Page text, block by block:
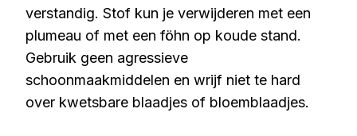
verstandig. Stof kun je verwijderen met een
plumeau of met een föhn op koude stand.
Gebruik geen agressieve
schoonmaakmiddelen en wrijf niet te hard
over kwetsbare blaadjes of bloemblaadjes.